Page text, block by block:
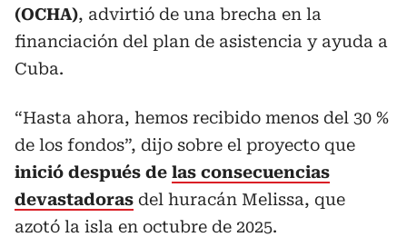
(OCHA), advirtió de una brecha en la
financiación del plan de asistencia y ayuda a
Cuba.
“Hasta ahora, hemos recibido menos del 30 %
de los fondos”, dijo sobre el proyecto que
inició después de las consecuencias
devastadoras del huracán Melissa, que
azotó la isla en octubre de 2025.